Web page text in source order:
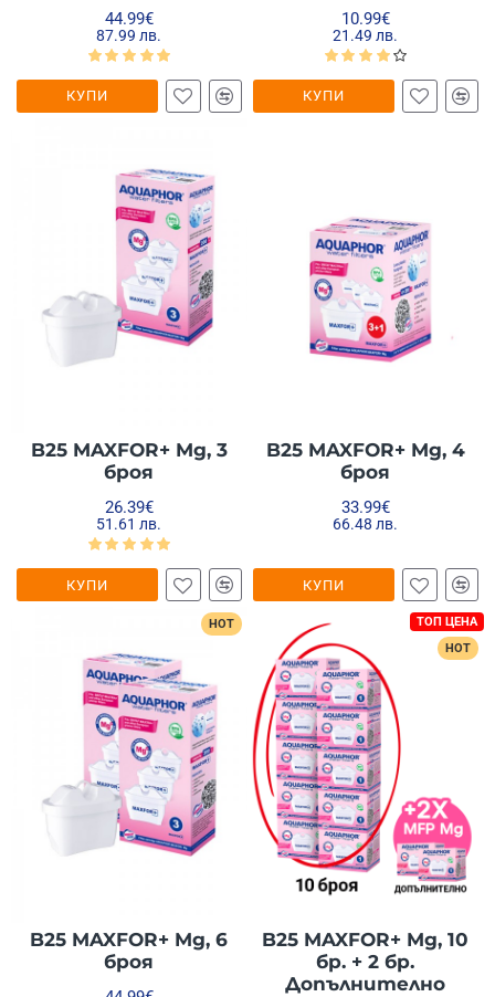
44.99€
87.99 лв.
КУПИ
10.99€
21.49 лв.
КУПИ
B25 MAXFOR+ Mg, 3
броя
26.39€
51.61 лв.
КУПИ
B25 MAXFOR+ Mg, 4
броя
33.99€
66.48 лв.
КУПИ
HOT
B25 MAXFOR+ Mg, 6
броя
HOT
ТОП ЦЕНА
B25 MAXFOR+ Mg, 10
бр. + 2 бр.
Допълнително